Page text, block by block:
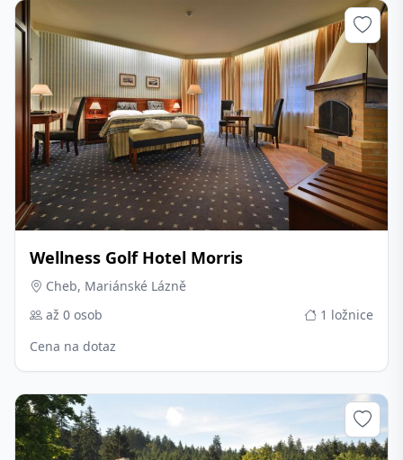
Wellness Golf Hotel Morris
Cheb, Mariánské Lázně
až 0 osob
1 ložnice
Cena na dotaz